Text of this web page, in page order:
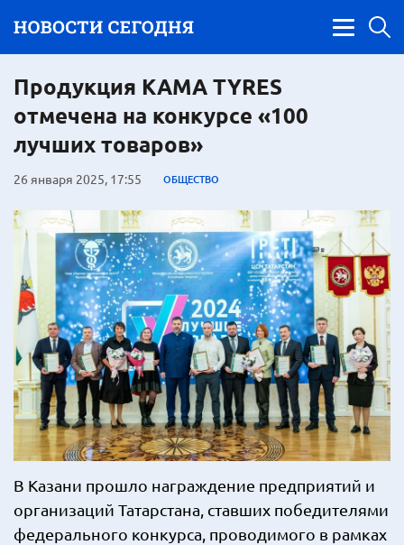
Продукция KAMA TYRES
отмечена на конкурсе «100
лучших товаров»
26 января 2025, 17:55 ОБЩЕСТВО
В Казани прошло награждение предприятий и
организаций Татарстана, ставших победителями
федерального конкурса, проводимого в рамках